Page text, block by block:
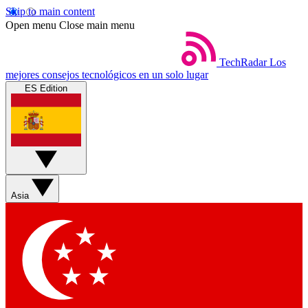
Skip to main content
Open menu Close main menu
TechRadar Los
mejores consejos tecnológicos en un solo lugar
ES Edition
Asia